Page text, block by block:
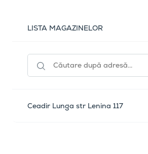
LISTA MAGAZINELOR
Ceadir Lunga str Lenina 117